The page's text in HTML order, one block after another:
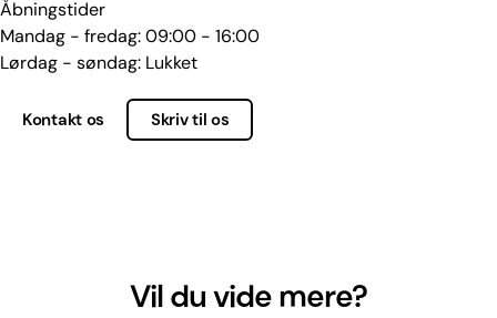
Åbningstider
Mandag - fredag: 09:00 - 16:00
Lørdag - søndag: Lukket
Kontakt os Skriv til os
Vil du vide mere?